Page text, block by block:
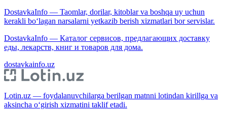
DostavkaInfo — Taomlar, dorilar, kitoblar va boshqa uy uchun
kerakli bo‘lagan narsalarni yetkazib berish xizmatlari bor servislar.
DostavkaInfo — Каталог сервисов, предлагающих доставку
еды, лекарств, книг и товаров для дома.
dostavkainfo.uz
Lotin.uz — foydalanuvchilarga berilgan matnni lotindan kirillga va
aksincha o‘girish xizmatini taklif etadi.